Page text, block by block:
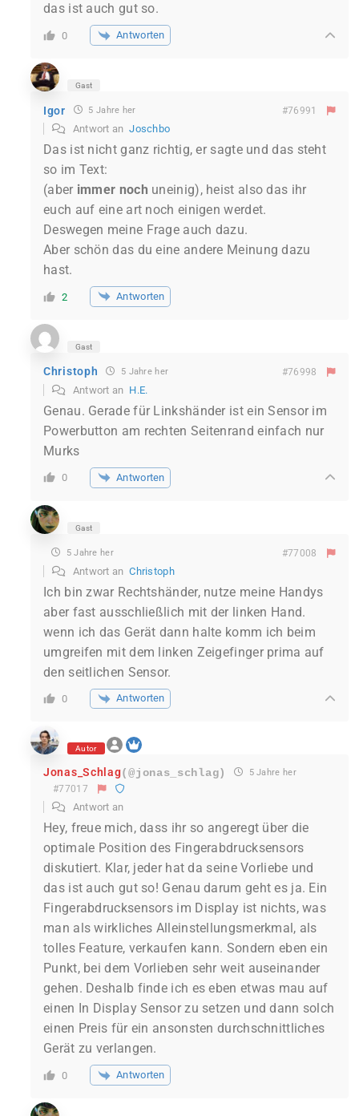
das ist auch gut so.
0 Antworten
Gast
Igor 5 Jahre her #76991
Antwort anJoschbo
Das ist nicht ganz richtig, er sagte und das steht
so im Text:
(aber immer noch uneinig), heist also das ihr
euch auf eine art noch einigen werdet.
Deswegen meine Frage auch dazu.
Aber schön das du eine andere Meinung dazu
hast.
2 Antworten
Gast
Christoph 5 Jahre her #76998
Antwort an H.E.
Genau. Gerade für Linkshänder ist ein Sensor im
Powerbutton am rechten Seitenrand einfach nur
Murks
0 Antworten
Gast
5 Jahre her #77008
Antwort anChristoph
Ich bin zwar Rechtshänder, nutze meine Handys
aber fast ausschließlich mit der linken Hand.
wenn ich das Gerät dann halte komm ich beim
umgreifen mit dem linken Zeigefinger prima auf
den seitlichen Sensor.
0 Antworten
Autor
Jonas_Schlag(@jonas_schlag) 5 Jahre her
#77017
Antwort an
Hey, freue mich, dass ihr so angeregt über die
optimale Position des Fingerabdrucksensors
diskutiert. Klar, jeder hat da seine Vorliebe und
das ist auch gut so! Genau darum geht es ja. Ein
Fingerabdrucksensors im Display ist nichts, was
man als wirkliches Alleinstellungsmerkmal, als
tolles Feature, verkaufen kann. Sondern eben ein
Punkt, bei dem Vorlieben sehr weit auseinander
gehen. Deshalb finde ich es eben etwas mau auf
einen In Display Sensor zu setzen und dann solch
einen Preis für ein ansonsten durchschnittliches
Gerät zu verlangen.
0 Antworten